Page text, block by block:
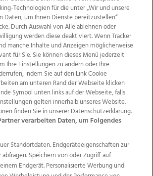
Mediadaten Kontakt
Jobs
Impressum
AGB Anzeigekunden
Ehrenkodex Politische Werbung
des Medienhauses Wimmer
i.at OÖNow
Ischler Woche
Technologien für die unter „Wir und unsere
Daten, um Ihnen Dienste bereitzustellen“
Durch Auswahl von Alle ablehnen oder
werden diese deaktiviert. Wenn Tracker
manche Inhalte und Anzeigen möglicherweise
für Sie. Sie können dieses Menü jederzeit
Ihre Einstellungen zu ändern oder Ihre
indem Sie auf den Link Cookie
am unteren Rand der Webseite klicken
Symbol unten links auf der Webseite, falls
gelten innerhalb unseres Website.
finden Sie in unserer Datenschutzerklärung.
verarbeiten Daten, um Folgendes
Standortdaten. Endgeräteeigenschaften zur
Speichern von oder Zugriff auf
Endgerät. Personalisierte Werbung und